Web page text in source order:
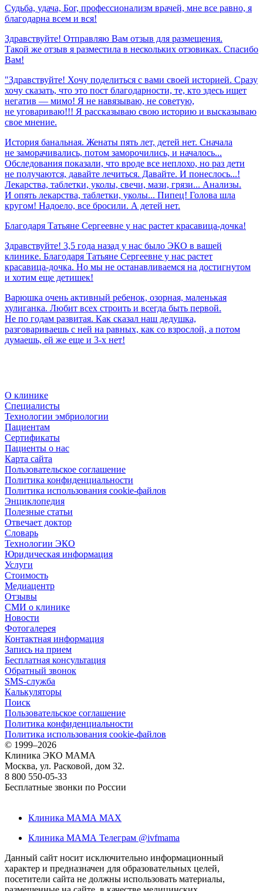
Судьба, удача, Бог, профессионализм врачей, мне все равно, я
благодарна всем и вся!
Здравствуйте! Отправляю Вам отзыв для размещения.
Такой же отзыв я разместила в нескольких отзовиках. Спасибо
Вам!
"Здравствуйте! Хочу поделиться с вами своей историей. Сразу
хочу сказать, что это пост благодарности, те, кто здесь ищет
негатив — мимо! Я не навязываю, не советую,
не уговариваю!!! Я рассказываю свою историю и высказываю
свое мнение.
История банальная. Женаты пять лет, детей нет. Сначала
не заморачивались, потом заморочились, и началось...
Обследования показали, что вроде все неплохо, но раз дети
не получаются, давайте лечиться. Давайте. И понеслось...!
Лекарства, таблетки, уколы, свечи, мази, грязи... Анализы.
И опять лекарства, таблетки, уколы... Пипец! Голова шла
кругом! Надоело, все бросили. А детей нет.
Благодаря Татьяне Сергеевне у нас растет красавица-дочка!
Здравствуйте! 3,5 года назад у нас было ЭКО в вашей
клинике. Благодаря Татьяне Сергеевне у нас растет
красавица-дочка. Но мы не останавливаемся на достигнутом
и хотим еще детишек!
Варюшка очень активный ребенок, озорная, маленькая
хулиганка. Любит всех строить и всегда быть первой.
Не по годам развитая. Как сказал наш дедушка,
разговариваешь с ней на равных, как со взрослой, а потом
думаешь, ей же еще и 3-х нет!
О клинике
Специалисты
Технологии эмбриологии
Пациентам
Сертификаты
Пациенты о нас
Карта сайта
Пользовательское соглашение
Политика конфиденциальности
Политика использования cookie-файлов
Энциклопедия
Полезные статьи
Отвечает доктор
Словарь
Технологии ЭКО
Юридическая информация
Услуги
Стоимость
Медиацентр
Отзывы
СМИ о клинике
Новости
Фотогалерея
Контактная информация
Запись на прием
Бесплатная консультация
Обратный звонок
SMS-служба
Калькуляторы
Поиск
Пользовательское соглашение
Политика конфиденциальности
Политика использования cookie-файлов
© 1999–2026
Клиника ЭКО МАМА
Москва, ул. Расковой, дом 32.
8 800 550-05-33
Бесплатные звонки по России
Клиника МАМА MAX
Клиника МАМА Телеграм @ivfmama
Данный сайт носит исключительно информационный
характер и предназначен для образовательных целей,
посетители сайта не должны использовать материалы,